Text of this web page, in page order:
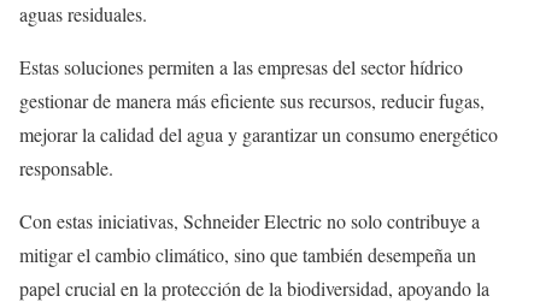
aguas residuales.
Estas soluciones permiten a las empresas del sector hídrico
gestionar de manera más eficiente sus recursos, reducir fugas,
mejorar la calidad del agua y garantizar un consumo energético
responsable.
Con estas iniciativas, Schneider Electric no solo contribuye a
mitigar el cambio climático, sino que también desempeña un
papel crucial en la protección de la biodiversidad, apoyando la